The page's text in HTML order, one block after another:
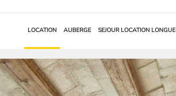
LOCATION AUBERGE SEJOUR LOCATION LONGUE